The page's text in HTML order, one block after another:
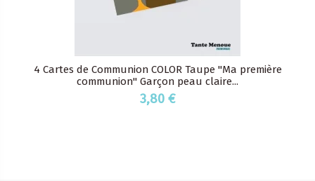
4 Cartes de Communion COLOR Taupe "Ma première
communion" Garçon peau claire...
3,80 €